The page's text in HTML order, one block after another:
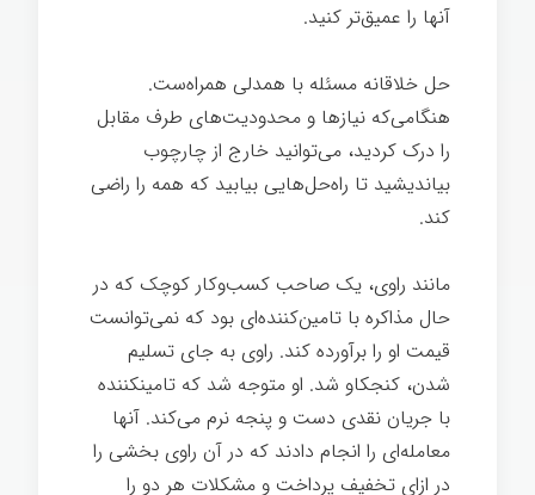
آنها را عمیق‌تر کنید.
حل خلاقانه مسئله با همدلی همراه‌ست.
هنگامی‌که نیازها و محدودیت‌های طرف مقابل
را درک کردید، می‌توانید خارج از چارچوب
بیاندیشید تا راه‌حل‌هایی بیابید که همه را راضی
کند.
مانند راوی، یک صاحب کسب‌وکار کوچک که در
حال مذاکره با تامین‌کننده‌ای بود که نمی‌توانست
قیمت او را برآورده کند. راوی به جای تسلیم
شدن، کنجکاو شد. او متوجه شد که تامینکننده
با جریان نقدی دست و پنجه نرم می‌کند. آنها
معامله‌ای را انجام دادند که در آن راوی بخشی را
در ازای تخفیف پرداخت و مشکلات هر دو را